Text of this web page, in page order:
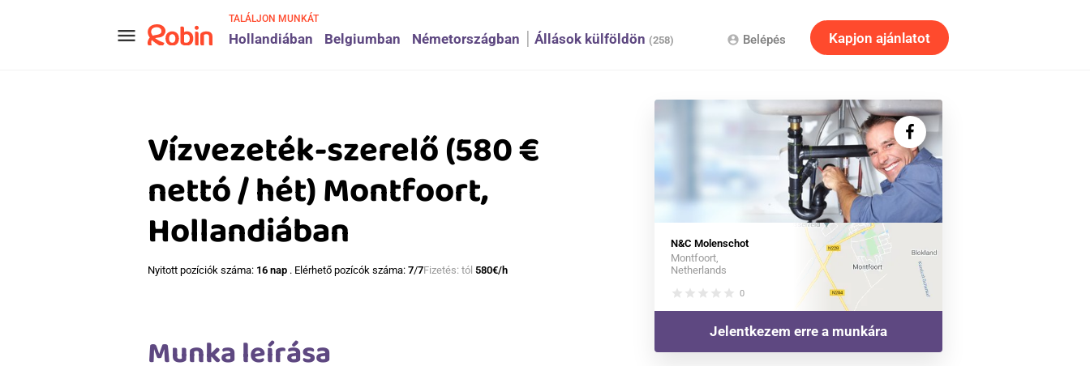
menu
TALÁLJON MUNKÁT
Hollandiában Belgiumban Németországban Állások külföldön (258) Kapjon ajánlatot
account_circle Belépés
Vízvezeték-szerelő (580 €
nettó / hét) Montfoort,
Hollandiában
Nyitott pozíciók száma: 16 nap . Elérhető pozícók száma: 7/7Fizetés: tól 580€/h
Munka leírása
N&C Molenschot
Montfoort,
Netherlands
star star star star star 0
Jelentkezem erre a munkára